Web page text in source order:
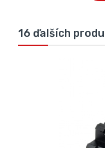
16 ďalších